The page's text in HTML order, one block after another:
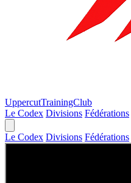
UppercutTrainingClub
Le Codex Divisions Fédérations
Le Codex Divisions Fédérations